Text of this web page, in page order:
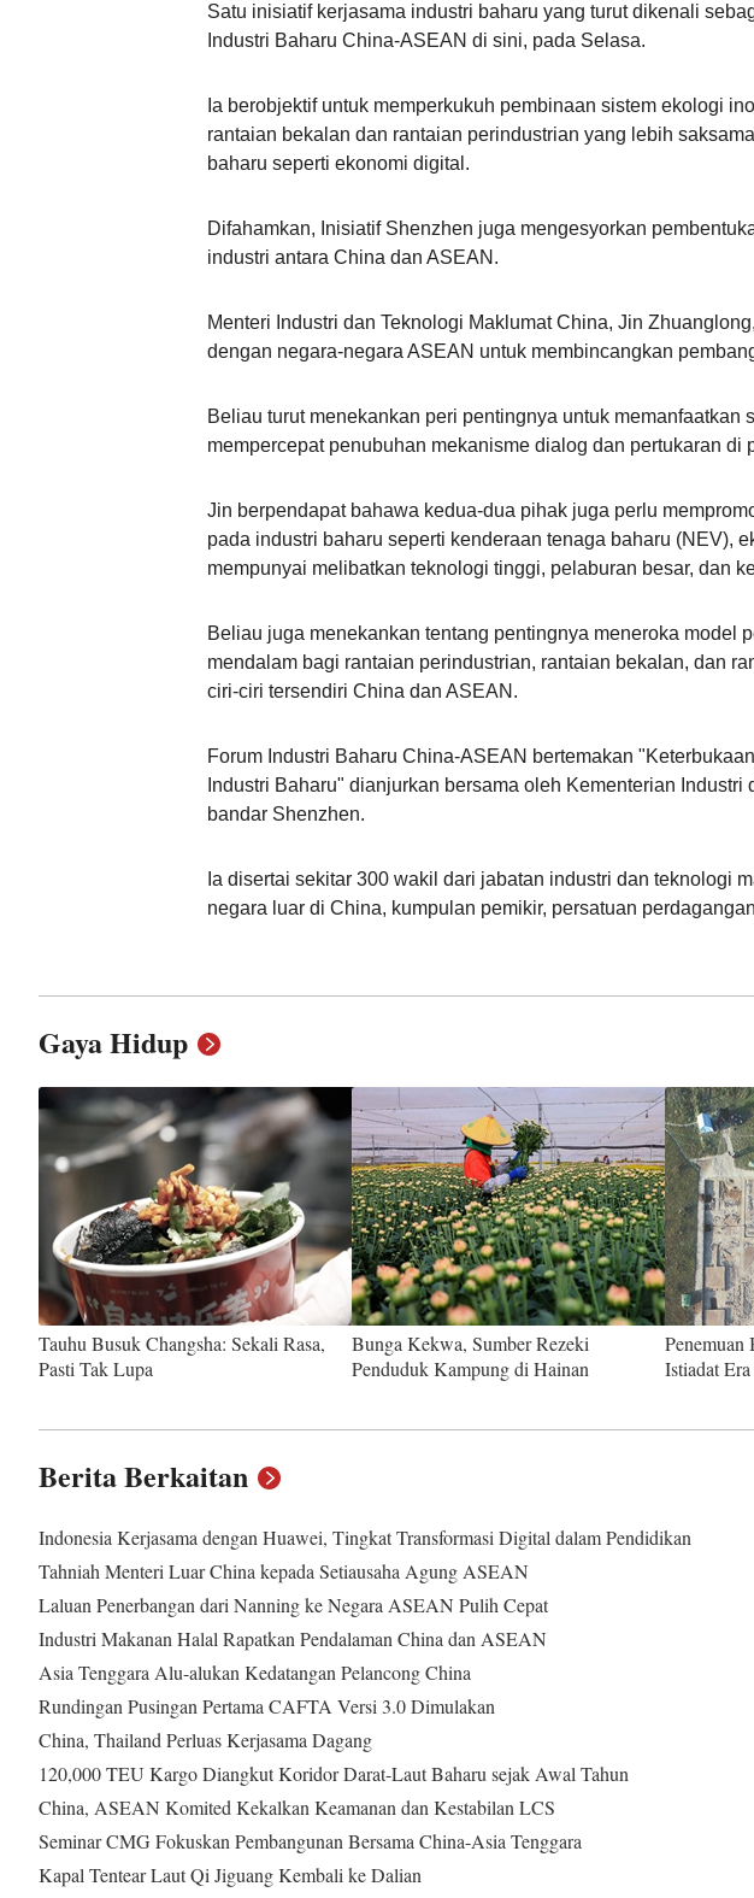
Satu inisiatif kerjasama industri baharu yang turut dikenali
Industri Baharu China-ASEAN di sini, pada Selasa.
Ia berobjektif untuk memperkukuh pembinaan sistem ekologi
rantaian bekalan dan rantaian perindustrian yang lebih
baharu seperti ekonomi digital.
Difahamkan, Inisiatif Shenzhen juga mengesyorkan
industri antara China dan ASEAN.
Menteri Industri dan Teknologi Maklumat China, Jin
dengan negara-negara ASEAN untuk membincangkan
Beliau turut menekankan peri pentingnya untuk
mempercepat penubuhan mekanisme dialog dan pertukaran
Jin berpendapat bahawa kedua-dua pihak juga perlu
pada industri baharu seperti kenderaan tenaga baharu (NEV),
mempunyai melibatkan teknologi tinggi, pelaburan besar, dan
Beliau juga menekankan tentang pentingnya meneroka model
mendalam bagi rantaian perindustrian, rantaian bekalan, dan
ciri-ciri tersendiri China dan ASEAN.
Forum Industri Baharu China-ASEAN bertemakan
Industri Baharu" dianjurkan bersama oleh Kementerian
bandar Shenzhen.
Ia disertai sekitar 300 wakil dari jabatan industri dan teknologi
negara luar di China, kumpulan pemikir, persatuan
Gaya Hidup
Tauhu Busuk Changsha: Sekali Rasa,
Pasti Tak Lupa
Bunga Kekwa, Sumber Rezeki
Penduduk Kampung di Hainan
Penemuan
Istiadat
Berita Berkaitan
Indonesia Kerjasama dengan Huawei, Tingkat Transformasi Digital dalam Pendidikan
Tahniah Menteri Luar China kepada Setiausaha Agung ASEAN
Laluan Penerbangan dari Nanning ke Negara ASEAN Pulih Cepat
Industri Makanan Halal Rapatkan Pendalaman China dan ASEAN
Asia Tenggara Alu-alukan Kedatangan Pelancong China
Rundingan Pusingan Pertama CAFTA Versi 3.0 Dimulakan
China, Thailand Perluas Kerjasama Dagang
120,000 TEU Kargo Diangkut Koridor Darat-Laut Baharu sejak Awal Tahun
China, ASEAN Komited Kekalkan Keamanan dan Kestabilan LCS
Seminar CMG Fokuskan Pembangunan Bersama China-Asia Tenggara
Kapal Tentear Laut Qi Jiguang Kembali ke Dalian